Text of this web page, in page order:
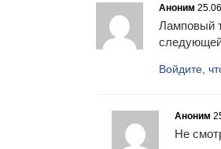
Аноним
Ламповый
следующей
Войдите,
Аноним
Не